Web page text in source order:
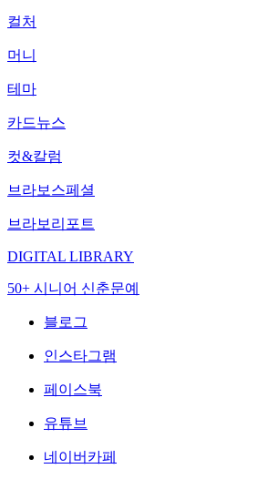
컬처
머니
테마
카드뉴스
컷&칼럼
브라보스페셜
브라보리포트
DIGITAL LIBRARY
50+ 시니어 신춘문예
블로그
인스타그램
페이스북
유튜브
네이버카페